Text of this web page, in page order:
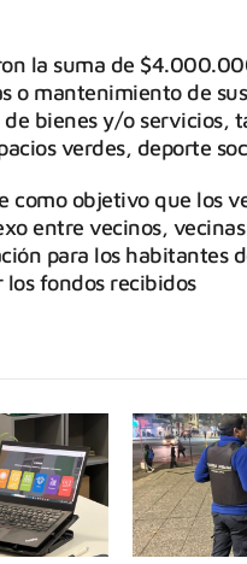
la suma de
o mantenimiento de
bienes y/o servicios,
verdes, deporte
como objetivo que los
entre vecinos,
para los habitantes
fondos recibidos